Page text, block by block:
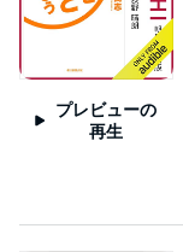
プレビューの
再生